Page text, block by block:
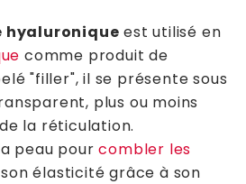
hyaluronique est utilisé en
comme produit de
"filler", il se présente sous
plus ou moins
la réticulation.
peau pourcombler les
élasticité grâce à son